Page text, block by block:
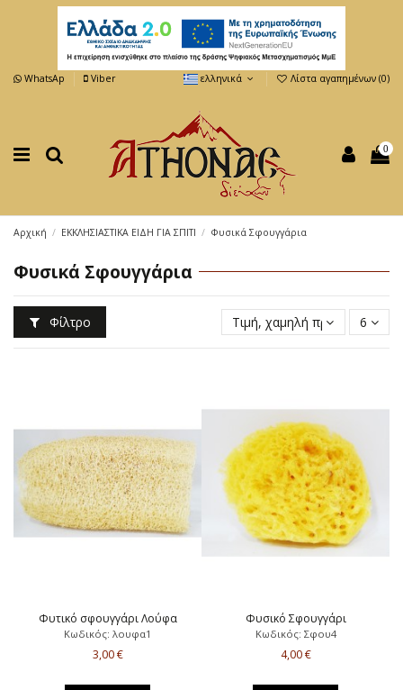
WhatsAp Viber ελληνικά Λίστα αγαπημένων (0)
0
Αρχική ΕΚΚΛΗΣΙΑΣΤΙΚΑ ΕΙΔΗ ΓΙΑ ΣΠΙΤΙ Φυσικά Σφουγγάρια
Φυσικά Σφουγγάρια
Φίλτρο Τιμή, χαμηλή προς υψηλή
6
Φυτικό σφουγγάρι Λούφα
Κωδικός: λουφα1
3,00 €
Φυσικό Σφουγγάρι
Κωδικός: Σφου4
4,00 €